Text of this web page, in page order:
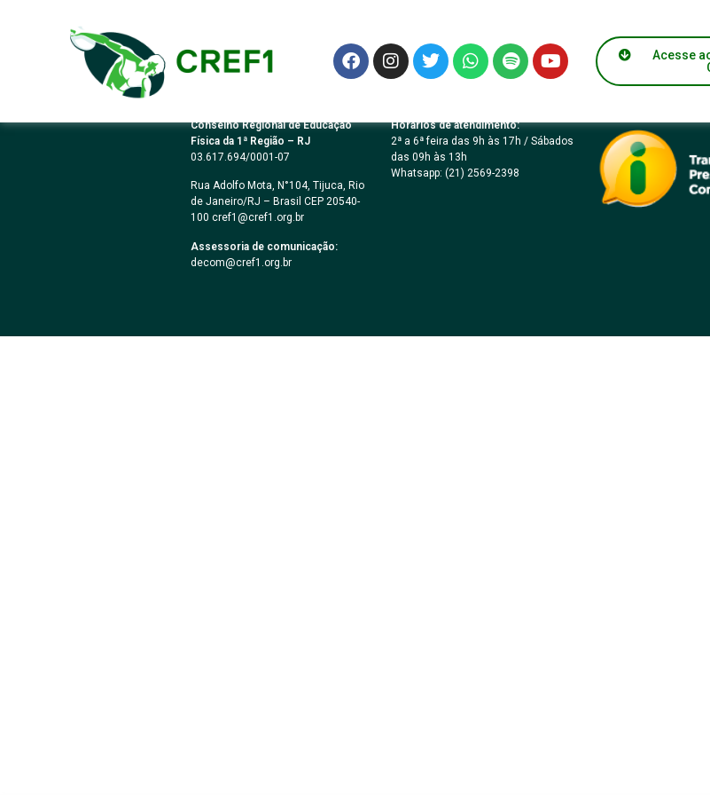
Acesse
PREGÃO ELETRÔNICO Nº 015/2022
Conselho Regional de Educação
Física da 1ª Região – RJ
03.617.694/0001-07
Rua Adolfo Mota, N°104, Tijuca, Rio
de Janeiro/RJ – Brasil CEP 20540-
100 cref1@cref1.org.br
Assessoria de comunicação:
decom@cref1.org.br
Horários de atendimento:
2ª a 6ª feira das 9h às 17h / Sábados
das 09h às 13h
Whatsapp: (21) 2569-2398